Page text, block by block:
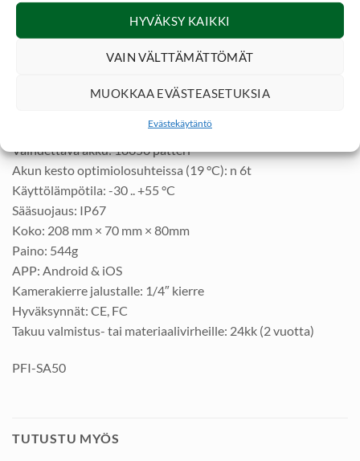
HYVÄKSY KAIKKI
VAIN VÄLTTÄMÄTTÖMÄT
MUOKKAA EVÄSTEASETUKSIA
Evästekäytäntö
Linssi: F1.0
FOV 100m: 30.7m x 24.6m
Sisäinen EMMC muisti: 64GB
Virtaportti: 5V DC / 2A, USB-C
Vaihdettava akku: 18650 patteri
Akun kesto optimiolosuhteissa (19 °C): n 6t
Käyttölämpötila: -30 .. +55 °C
Sääsuojaus: IP67
Koko: 208 mm × 70 mm × 80mm
Paino: 544g
APP: Android & iOS
Kamerakierre jalustalle: 1/4″ kierre
Hyväksynnät: CE, FC
Takuu valmistus- tai materiaalivirheille: 24kk (2 vuotta)
PFI-SA50
TUTUSTU MYÖS